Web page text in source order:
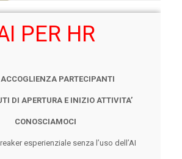
PER HR
PARTECIPANTI
DI APERTURA E INIZIO ATTIVITA’
CONOSCIAMOCI
esperienziale senza l’uso dell’AI